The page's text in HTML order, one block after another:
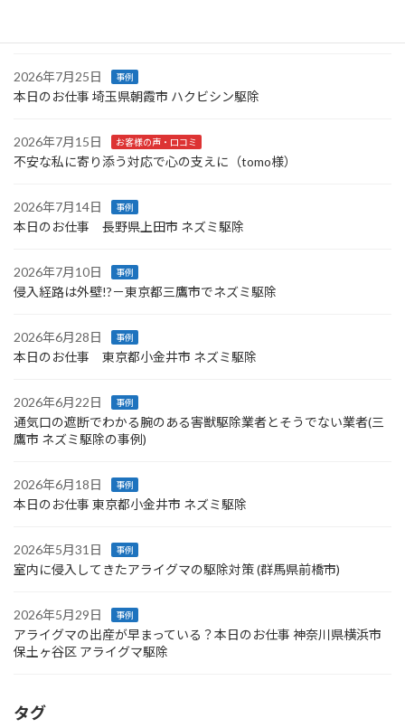
2026年7月25日 事例
本日のお仕事 埼玉県朝霞市 ハクビシン駆除
2026年7月15日 お客様の声・口コミ
不安な私に寄り添う対応で心の支えに（tomo様）
2026年7月14日 事例
本日のお仕事 長野県上田市 ネズミ駆除
2026年7月10日 事例
侵入経路は外壁!?－東京都三鷹市でネズミ駆除
2026年6月28日 事例
本日のお仕事 東京都小金井市 ネズミ駆除
2026年6月22日 事例
通気口の遮断でわかる腕のある害獣駆除業者とそうでない業者(三
鷹市 ネズミ駆除の事例)
2026年6月18日 事例
本日のお仕事 東京都小金井市 ネズミ駆除
2026年5月31日 事例
室内に侵入してきたアライグマの駆除対策 (群馬県前橋市)
2026年5月29日 事例
アライグマの出産が早まっている？本日のお仕事 神奈川県横浜市
保土ヶ谷区 アライグマ駆除
タグ